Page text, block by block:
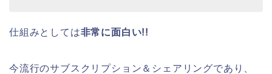
仕組みとしては非常に面白い!!
今流行のサブスクリプション＆シェアリングであり、